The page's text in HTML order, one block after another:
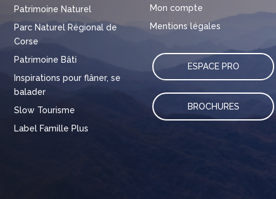
Patrimoine Naturel
Parc Naturel Régional de
Corse
Patrimoine Bâti
Inspirations pour flâner, se
balader
Slow Tourisme
Label Famille Plus
Mon compte
Mentions légales
ESPACE PRO
BROCHURES